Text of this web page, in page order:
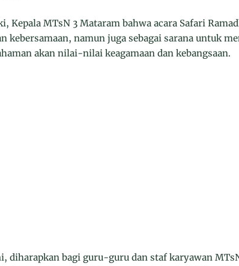
Kepala MTsN 3 Mataram bahwa acara Safari
kebersamaan, namun juga sebagai sarana untuk
akan nilai-nilai keagamaan dan kebangsaan.
diharapkan bagi guru-guru dan staf karyawan